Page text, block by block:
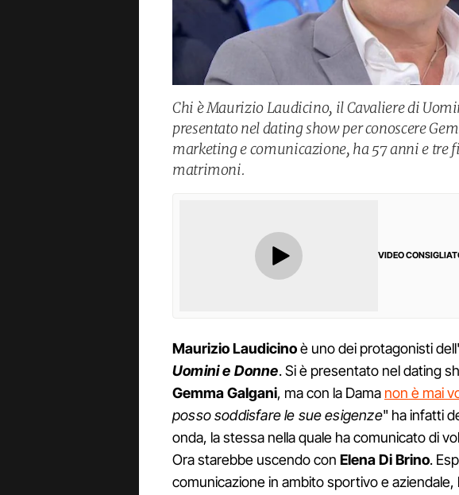
Chi è Maurizio Laudicino, il Cavaliere di
presentato nel dating show per conoscere
marketing e comunicazione, ha 57 anni e tre
matrimoni.
VIDEO
MaurizioLaudicinoè uno dei protagonisti
Uomini e Donne. Si è presentato nel dating
Gemma Galgani, ma con la Dama non è mai
posso soddisfare le sue esigenze" ha infatti
onda, la stessa nella quale ha comunicato di
Ora starebbe uscendo con Elena Di Brino.
comunicazione in ambito sportivo e aziendale,